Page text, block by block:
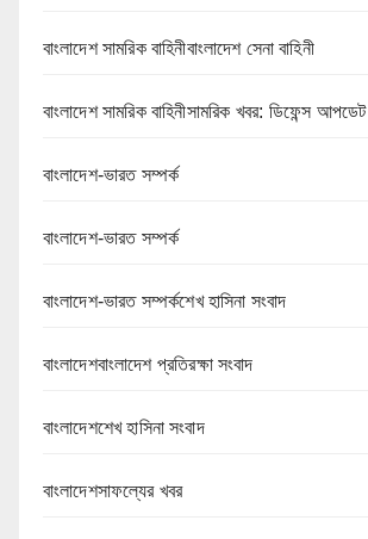
বাংলাদেশ সামরিক বাহিনীবাংলাদেশ সেনা বাহিনী
বাংলাদেশ সামরিক বাহিনীসামরিক খবর: ডিফেন্স আপডেট
বাংলাদেশ-ভারত সম্পর্ক
বাংলাদেশ-ভারত সম্পর্ক
বাংলাদেশ-ভারত সম্পর্কশেখ হাসিনা সংবাদ
বাংলাদেশবাংলাদেশ প্রতিরক্ষা সংবাদ
বাংলাদেশশেখ হাসিনা সংবাদ
বাংলাদেশসাফল্যের খবর